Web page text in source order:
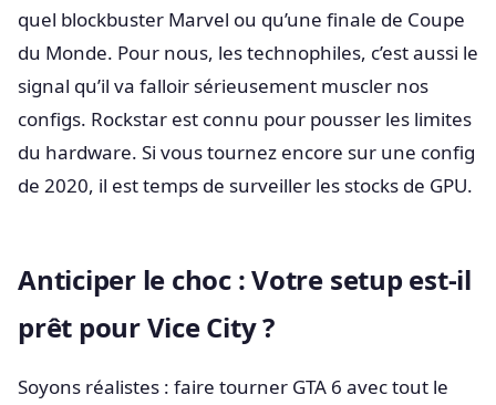
quel blockbuster Marvel ou qu’une finale de Coupe
du Monde. Pour nous, les technophiles, c’est aussi le
signal qu’il va falloir sérieusement muscler nos
configs. Rockstar est connu pour pousser les limites
du hardware. Si vous tournez encore sur une config
de 2020, il est temps de surveiller les stocks de GPU.
Anticiper le choc : Votre setup est-il
prêt pour Vice City ?
Soyons réalistes : faire tourner GTA 6 avec tout le